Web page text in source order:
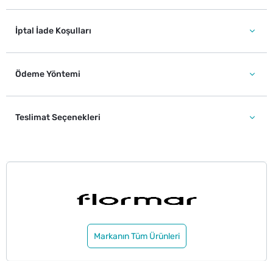
İptal İade Koşulları
Ödeme Yöntemi
Teslimat Seçenekleri
Markanın Tüm Ürünleri